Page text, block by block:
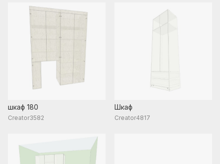
шкаф 180
Creator3582
Шкаф
Creator4817